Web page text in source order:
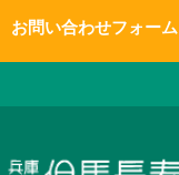
お問い合わせフォーム